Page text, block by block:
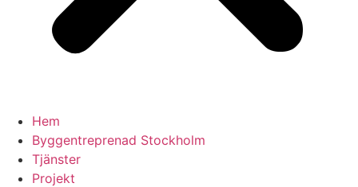
Hem
Byggentreprenad Stockholm
Tjänster
Projekt